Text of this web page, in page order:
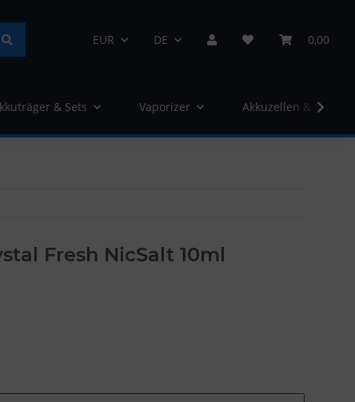
EUR DE 0,00
& Sets Vaporizer Akkuzellen &
Fresh NicSalt 10ml